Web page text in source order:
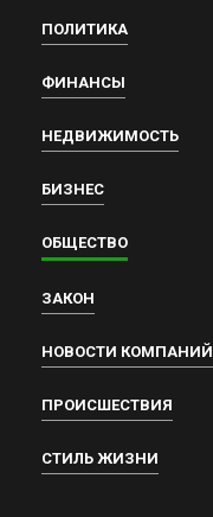
ПОЛИТИКА
ФИНАНСЫ
НЕДВИЖИМОСТЬ
БИЗНЕС
ОБЩЕСТВО
ЗАКОН
НОВОСТИ КОМПАНИЙ
ПРОИСШЕСТВИЯ
СТИЛЬ ЖИЗНИ